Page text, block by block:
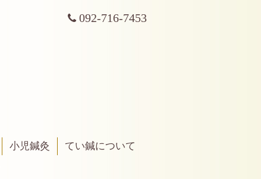
092-716-7453
小児鍼灸
てい鍼について